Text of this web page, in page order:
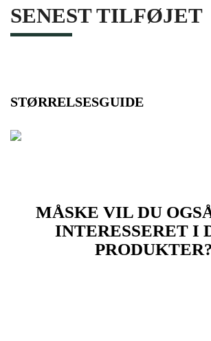
SENEST TILFØJET
STØRRELSESGUIDE
MÅSKE VIL DU
INTERESSERET I
PRODUKTER?